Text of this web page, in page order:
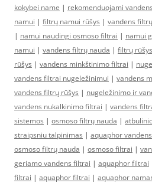
kokybei name | rekomenduojami
namui | filtrų namui rūšys | vandens
| namui naudingi osmoso filtrai | namui
namui | vandens filtrų nauda | filtrų
rūšys | vandens minkštinimo filtrai |
vandens filtrai nugeležinimui | vandens
vandens filtrų rūšys | nugeležinimo ir
vandens nukalkinimo filtrai | vandens
sistemos | osmoso filtrų nauda |
straipsniu talpinimas | aquaphor
osmoso filtrų nauda | osmoso filtrai |
geriamo vandens filtrai | aquaphor filtrai
filtrai | aquaphor filtrai | aquaphor